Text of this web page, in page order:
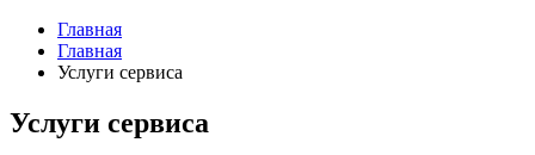
Главная
Главная
Услуги сервиса
Услуги сервиса